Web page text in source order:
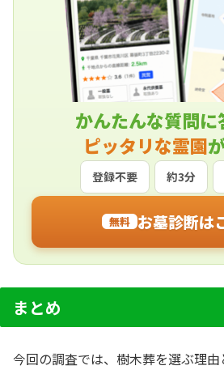
かんたんな質問に
ピッタリな霊園
登録不要 約3分
無料 お墓診断は
まとめ
今回の調査では、樹木葬を選ぶ理